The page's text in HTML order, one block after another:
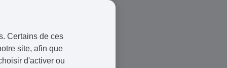
et la société
Certains de ces
site, afin que
d'activer ou